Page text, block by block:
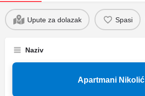
Upute za dolazak Spasi
Naziv
Apartmani Nikolić